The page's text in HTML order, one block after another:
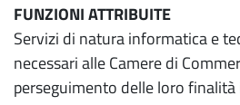
FUNZIONI ATTRIBUITE
Servizi di natura informatica e
necessari alle Camere di
perseguimento delle loro